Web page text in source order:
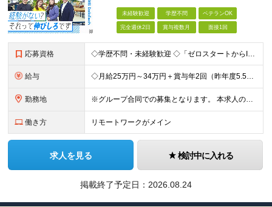
未経験歓迎 学歴不問 ベテランOK
完全週休2日 賞与複数月 面接1回
応募資格 ◇学歴不問・未経験歓迎 ◇「ゼロスタートからIT業界に挑戦したい！」という方は大歓迎 ◎第二新卒歓迎 必須条件―MUST― ○特にありません 「ITエンジニアになりたい」という想いがあればOK！
給与 ◇月給25万円～34万円＋賞与年2回（昨年度5.5カ月分） ※残業代は別途全額支給 ※一律手当を含む ※今までの経験・スキルを考慮のうえ決定 ＼豊かな経験をお持ちの方は加給優遇／ ◇月給35万円～5
勤務地 ※グループ合同での募集となります。 本求人の雇用は「 株式会社エス・エム・エス・データテック 」となります。 ◇転勤なし ◇8割がリモート案件 ◇東京・大阪・名古屋の拠点、またはプロジェクト先へ配
働き方 リモートワークがメイン
求人を見る 検討中に入れる
掲載終了予定日： 2026.08.24